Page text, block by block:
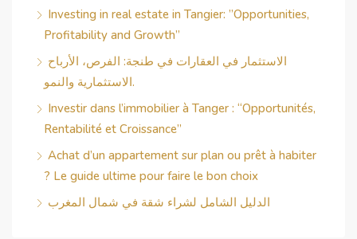
Investing in real estate in Tangier: ”Opportunities,
Profitability and Growth”
الاستثمار في العقارات في طنجة: الفرص، الأرباح
الاستثمارية والنمو.
Investir dans l’immobilier à Tanger : “Opportunités,
Rentabilité et Croissance”
Achat d’un appartement sur plan ou prêt à habiter
? Le guide ultime pour faire le bon choix
الدليل الشامل لشراء شقة في شمال المغرب